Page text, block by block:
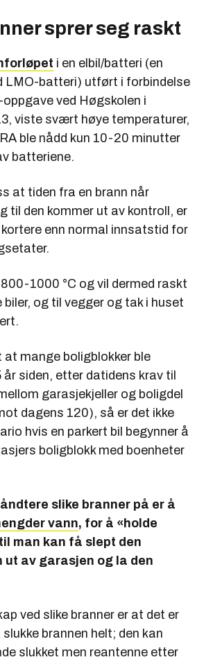
sprer seg raskt
i en elbil/batteri (en
LMO-batteri) utført i forbindelse
ved Høgskolen i
viste svært høye temperaturer,
ble nådd kun 10-20 minutter
batteriene.
at tiden fra en brann når
til den kommer ut av kontroll, er
enn normal innsatstid for
1000 °C og vil dermed raskt
biler, og til vegger og tak i huset
at mange boligblokker ble
siden, etter datidens krav til
garasjekjeller og boligdel
dagens 120), så er det ikke
hvis en parkert bil begynner å
boligblokk med boenheter
slike branner på er å
vann, for å «holde
man kan få slept den
ut av garasjen og la den
ved slike branner er at det er
brannen helt; den kan
slukket men reantenne etter